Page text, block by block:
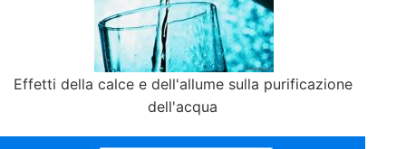
Effetti della calce e dell'allume sulla purificazione
dell'acqua